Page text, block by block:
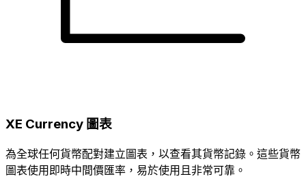
XE Currency 圖表
為全球任何貨幣配對建立圖表，以查看其貨幣記錄。這些貨幣
圖表使用即時中間價匯率，易於使用且非常可靠。